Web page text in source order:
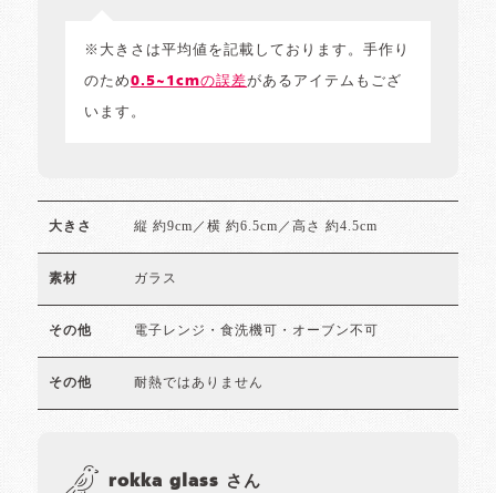
※大きさは平均値を記載しております。手作り
のため0.5~1cmの誤差があるアイテムもござ
います。
大きさ 縦 約9cm／横 約6.5cm／高さ 約4.5cm
素材 ガラス
その他 電子レンジ・食洗機可・オーブン不可
その他 耐熱ではありません
rokka glass さん